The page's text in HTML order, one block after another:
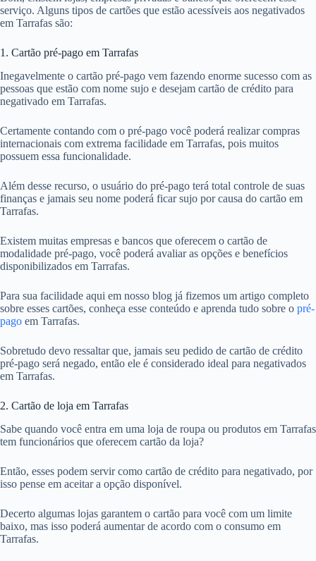
serviço. Alguns tipos de cartões que estão acessíveis aos negativados
em Tarrafas são:
1. Cartão pré-pago em Tarrafas
Inegavelmente o cartão pré-pago vem fazendo enorme sucesso com as
pessoas que estão com nome sujo e desejam cartão de crédito para
negativado em Tarrafas.
Certamente contando com o pré-pago você poderá realizar compras
internacionais com extrema facilidade em Tarrafas, pois muitos
possuem essa funcionalidade.
Além desse recurso, o usuário do pré-pago terá total controle de suas
finanças e jamais seu nome poderá ficar sujo por causa do cartão em
Tarrafas.
Existem muitas empresas e bancos que oferecem o cartão de
modalidade pré-pago, você poderá avaliar as opções e benefícios
disponibilizados em Tarrafas.
Para sua facilidade aqui em nosso blog já fizemos um artigo completo
sobre esses cartões, conheça esse conteúdo e aprenda tudo sobre o pré-
pago em Tarrafas.
Sobretudo devo ressaltar que, jamais seu pedido de cartão de crédito
pré-pago será negado, então ele é considerado ideal para negativados
em Tarrafas.
2. Cartão de loja em Tarrafas
Sabe quando você entra em uma loja de roupa ou produtos em Tarrafas
tem funcionários que oferecem cartão da loja?
Então, esses podem servir como cartão de crédito para negativado, por
isso pense em aceitar a opção disponível.
Decerto algumas lojas garantem o cartão para você com um limite
baixo, mas isso poderá aumentar de acordo com o consumo em
Tarrafas.